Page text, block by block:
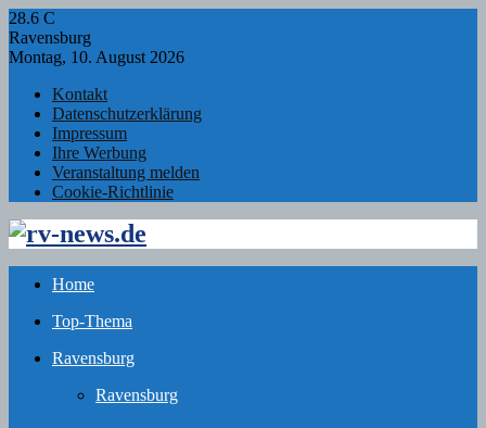
28.6 C
Ravensburg
Montag, 10. August 2026
Kontakt
Datenschutzerklärung
Impressum
Ihre Werbung
Veranstaltung melden
Cookie-Richtlinie
Facebook
Twitter
Instagram
Email
Rss
Home
Top-Thema
Ravensburg
Ravensburg